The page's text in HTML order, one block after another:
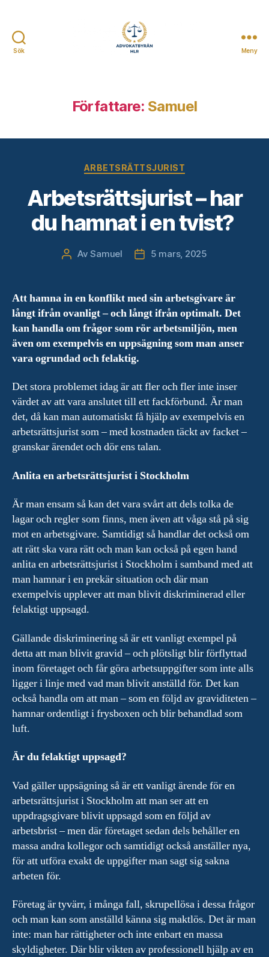
Sök Meny
Författare: Samuel
Kategorier
ARBETSRÄTTSJURIST
Arbetsrättsjurist – har
du hamnat i en tvist?
Inläggsförfattare
AvSamuel Inläggsdatum
5 mars, 2025
Att hamna in en konflikt med sin arbetsgivare är
långt ifrån ovanligt – och långt ifrån optimalt. Det
kan handla om frågor som rör arbetsmiljön, men
även om exempelvis en uppsägning som man anser
vara ogrundad och felaktig.
Det stora problemet idag är att fler och fler inte inser
värdet av att vara anslutet till ett fackförbund. Är man
det, då kan man automatiskt få hjälp av exempelvis en
arbetsrättsjurist som – med kostnaden täckt av facket –
granskar ärendet och dör ens talan.
Anlita en arbetsrättsjurist i Stockholm
Är man ensam så kan det vara svårt att dels tolka de
lagar och regler som finns, men även att våga stå på sig
mot en arbetsgivare. Samtidigt så handlar det också om
att rätt ska vara rätt och man kan också på egen hand
anlita en arbetsrättsjurist i Stockholm i samband med att
man hamnar i en prekär situation och där man
exempelvis upplever att man blivit diskriminerad eller
felaktigt uppsagd.
Gällande diskriminering så är ett vanligt exempel på
detta att man blivit gravid – och plötsligt blir förflyttad
inom företaget och får göra arbetsuppgifter som inte alls
ligger i linje med vad man blivit anställd för. Det kan
också handla om att man – som en följd av graviditeten –
hamnar ordentligt i frysboxen och blir behandlad som
luft.
Är du felaktigt uppsagd?
Vad gäller uppsägning så är ett vanligt ärende för en
arbetsrättsjurist i Stockholm att man ser att en
uppdragsgivare blivit uppsagd som en följd av
arbetsbrist – men där företaget sedan dels behåller en
massa andra kollegor och samtidigt också anställer nya,
för att utföra exakt de uppgifter man sagt sig sakna
arbeten för.
Företag är tyvärr, i många fall, skrupellösa i dessa frågor
och man kan som anställd känna sig maktlös. Det är man
inte: man har rättigheter och inte enbart en massa
skyldigheter. Där blir vikten av professionell hjälp av en